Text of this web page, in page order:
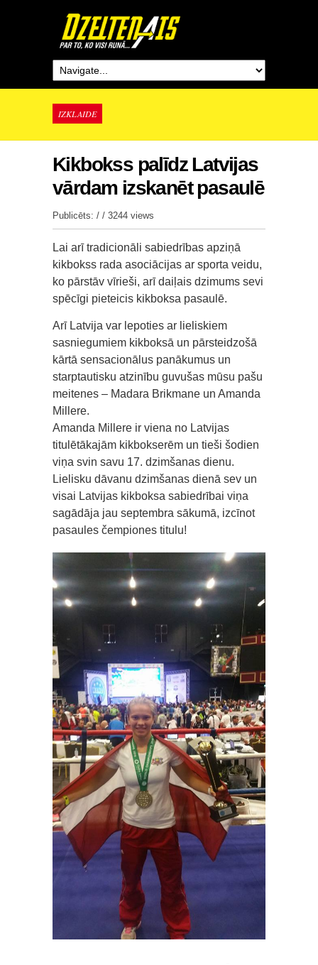
IZKLAIDE
Kikbokss palīdz Latvijas
vārdam izskanēt pasaulē
Publicēts: / / 3244 views
Lai arī tradicionāli sabiedrības apziņā
kikbokss rada asociācijas ar sporta veidu,
ko pārstāv vīrieši, arī daiļais dzimums sevi
spēcīgi pieteicis kikboksa pasaulē.
Arī Latvija var lepoties ar lieliskiem
sasniegumiem kikboksā un pārsteidzošā
kārtā sensacionālus panākumus un
starptautisku atzinību guvušas mūsu pašu
meitenes – Madara Brikmane un Amanda
Millere.
Amanda Millere ir viena no Latvijas
titulētākajām kikbokserēm un tieši šodien
viņa svin savu 17. dzimšanas dienu.
Lielisku dāvanu dzimšanas dienā sev un
visai Latvijas kikboksa sabiedrībai viņa
sagādāja jau septembra sākumā, izcīnot
pasaules čempiones titulu!